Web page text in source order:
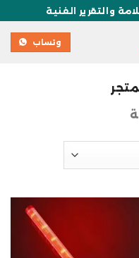
والتقرير الفنية
وتساب